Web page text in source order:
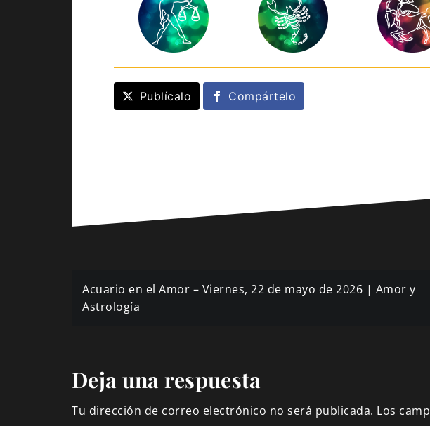
Publícalo Compártelo
Navegación
de
Acuario en el Amor – Viernes, 22 de mayo de 2026 | Amor y
Astrología
Deja una respuesta
Tu dirección de correo electrónico no será publicada. Los